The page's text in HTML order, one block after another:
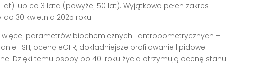
lub co 3 lata (powyżej 50 lat). Wyjątkowo pełen zakres
30 kwietnia 2025 roku.
parametrów biochemicznych i antropometrycznych –
TSH, ocenę eGFR, dokładniejsze profilowanie lipidowe i
Dzięki temu osoby po 40. roku życia otrzymują ocenę stanu